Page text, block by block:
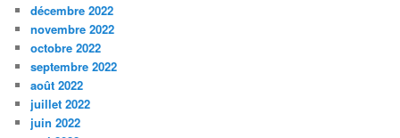
décembre 2022
novembre 2022
octobre 2022
septembre 2022
août 2022
juillet 2022
juin 2022